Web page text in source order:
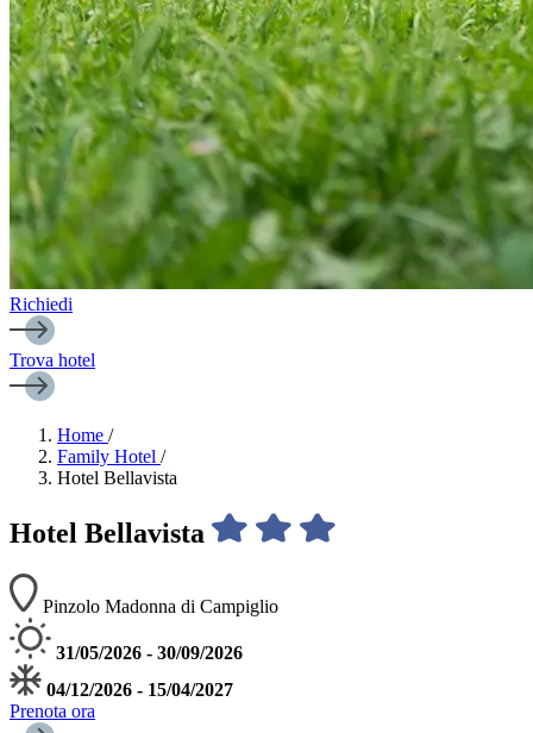
Richiedi
Trova hotel
Home /
Family Hotel /
Hotel Bellavista
Hotel Bellavista
Pinzolo Madonna di Campiglio
31/05/2026 - 30/09/2026
04/12/2026 - 15/04/2027
Prenota ora